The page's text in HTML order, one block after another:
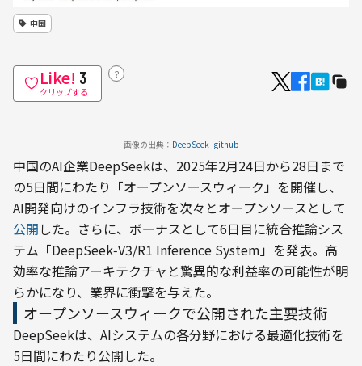
中国
Like! 3
クリップする
？
画像の出典： DeepSeek_github
中国のAI企業DeepSeekは、2025年2月24日から28日まで
の5日間にわたり「オープンソースウィーク」を開催し、
AI開発向けのインフラ技術を次々とオープンソースとして
公開した。さらに、ボーナスとして6日目に統合推論シス
テム「DeepSeek‑V3/R1 Inference System」を発表。高
効率な推論アーキテクチャと驚異的な利益率の可能性が明
らかになり、業界に衝撃を与えた。
オープンソースウィークで公開された主要技術
DeepSeekは、AIシステムの各分野における最適化技術を
5日間にわたり公開した。